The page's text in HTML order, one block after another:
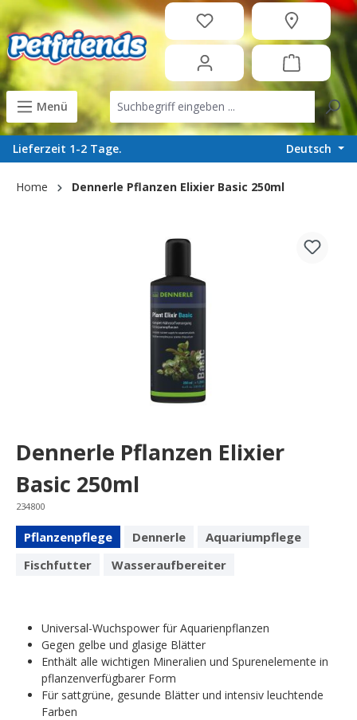
content
Menü
Lieferzeit 1-2 Tage. Deutsch
Home Dennerle Pflanzen Elixier Basic 250ml
Dennerle Pflanzen Elixier
Basic 250ml
234800
Pflanzenpflege Dennerle
Aquariumpflege
Fischfutter
Wasseraufbereiter
Universal-Wuchspower für Aquarienpflanzen
Gegen gelbe und glasige Blätter
Enthält alle wichtigen Mineralien und Spurenelemente in
pflanzenverfügbarer Form
Für sattgrüne, gesunde Blätter und intensiv leuchtende
Farben